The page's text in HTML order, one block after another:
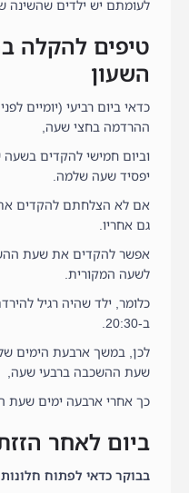
לעומתם יש ילדים שהשינה
טיפים להקלה
השעון
כדאי ביום רביעי (יומיים
ההרדמה בחצי שעה,
וביום חמישי להקדים
יפסיד שעה שלמה.
אם לא הצלחתם להקדים את
גם אחריו.
לשעה המקורית.
ב-20:30.
לכן, במשך ארבעת הימים
שעת ההשכבה ברבעי שעה,
כך אחרי ארבעה ימים שעת
ביום לאחר
בבוקר כדאי לפתוח